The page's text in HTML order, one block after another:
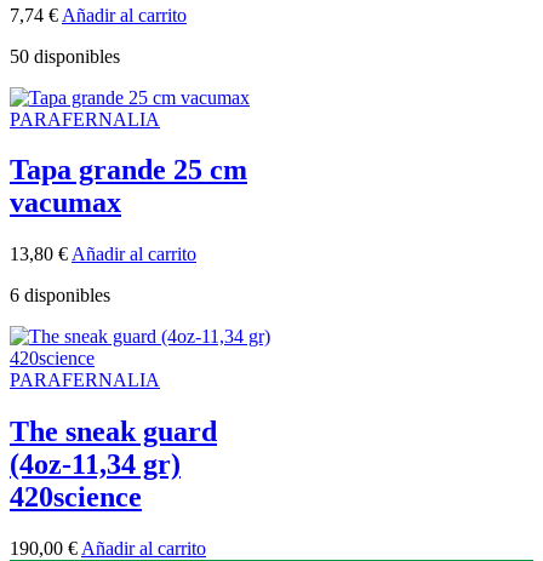
7,74 € Añadir al carrito
50 disponibles
PARAFERNALIA
Tapa grande 25 cm
vacumax
13,80 € Añadir al carrito
6 disponibles
PARAFERNALIA
The sneak guard
(4oz-11,34 gr)
420science
190,00 € Añadir al carrito